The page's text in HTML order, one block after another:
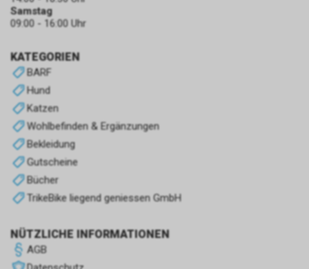
KATEGORIEN
BARF
Hund
Katzen
Wohlbefinden & Ergänzungen
Bekleidung
Gutscheine
Bücher
TrikeBike liegend geniessen GmbH
NÜTZLICHE INFORMATIONEN
AGB
Samstag
09:00 - 16:00 Uhr